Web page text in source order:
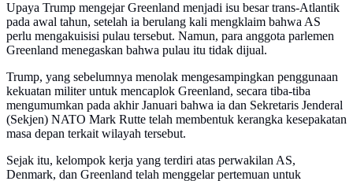
Upaya Trump mengejar Greenland menjadi isu besar trans-Atlantik
pada awal tahun, setelah ia berulang kali mengklaim bahwa AS
perlu mengakuisisi pulau tersebut. Namun, para anggota parlemen
Greenland menegaskan bahwa pulau itu tidak dijual.
Trump, yang sebelumnya menolak mengesampingkan penggunaan
kekuatan militer untuk mencaplok Greenland, secara tiba-tiba
mengumumkan pada akhir Januari bahwa ia dan Sekretaris Jenderal
(Sekjen) NATO Mark Rutte telah membentuk kerangka kesepakatan
masa depan terkait wilayah tersebut.
Sejak itu, kelompok kerja yang terdiri atas perwakilan AS,
Denmark, dan Greenland telah menggelar pertemuan untuk